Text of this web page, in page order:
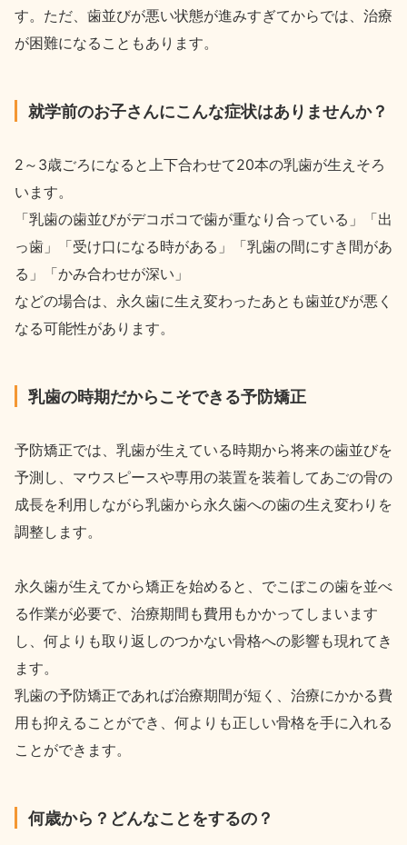
す。ただ、歯並びが悪い状態が進みすぎてからでは、治療
が困難になることもあります。
就学前のお子さんにこんな症状はありませんか？
2～3歳ごろになると上下合わせて20本の乳歯が生えそろ
います。
「乳歯の歯並びがデコボコで歯が重なり合っている」「出
っ歯」「受け口になる時がある」「乳歯の間にすき間があ
る」「かみ合わせが深い」
などの場合は、永久歯に生え変わったあとも歯並びが悪く
なる可能性があります。
乳歯の時期だからこそできる予防矯正
予防矯正では、乳歯が生えている時期から将来の歯並びを
予測し、マウスピースや専用の装置を装着してあごの骨の
成長を利用しながら乳歯から永久歯への歯の生え変わりを
調整します。
永久歯が生えてから矯正を始めると、でこぼこの歯を並べ
る作業が必要で、治療期間も費用もかかってしまいます
し、何よりも取り返しのつかない骨格への影響も現れてき
ます。
乳歯の予防矯正であれば治療期間が短く、治療にかかる費
用も抑えることができ、何よりも正しい骨格を手に入れる
ことができます。
何歳から？どんなことをするの？